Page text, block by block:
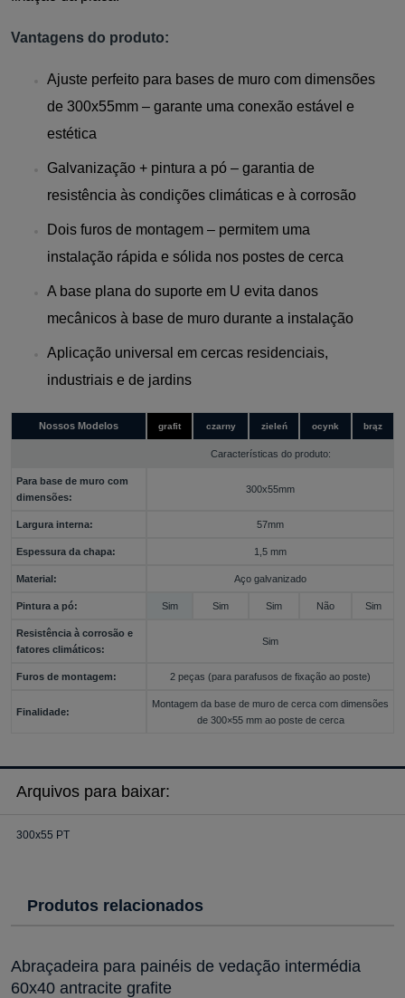
Vantagens do produto:
Ajuste perfeito para bases de muro com dimensões
de 300x55mm – garante uma conexão estável e
estética
Galvanização + pintura a pó – garantia de
resistência às condições climáticas e à corrosão
Dois furos de montagem – permitem uma
instalação rápida e sólida nos postes de cerca
A base plana do suporte em U evita danos
mecânicos à base de muro durante a instalação
Aplicação universal em cercas residenciais,
industriais e de jardins
Nossos Modelos grafit czarny zieleń ocynk brąz
Características do produto:
Para base de muro com
dimensões:
300x55mm
Largura interna: 57mm
Espessura da chapa: 1,5 mm
Material: Aço galvanizado
Pintura a pó: Sim Sim Sim Não Sim
Resistência à corrosão e
fatores climáticos:
Sim
Furos de montagem: 2 peças (para parafusos de fixação ao poste)
Finalidade:
Montagem da base de muro de cerca com dimensões
de 300×55 mm ao poste de cerca
Arquivos para baixar:
300x55 PT
Produtos relacionados
Abraçadeira para painéis de vedação intermédia
60x40 antracite grafite